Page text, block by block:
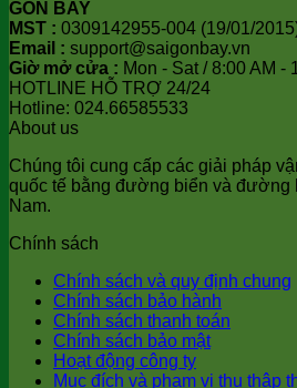
GÒN BAY
MST : 0309142955-004 (19/01/
Email : support@saigonbay.vn
Giờ mở cửa : Mon - Sat / 8:00 AM -
HOTLINE HỖ TRỢ 24/24
Hotline: 024.66585533
About us
Chúng tôi cung cấp các giải pháp
quốc tế bằng đường biển và đường
Nam.
Chính sách
Chính sách và quy định chung
Chính sách bảo hành
Chính sách thanh toán
Chính sách bảo mật
Hoạt động công ty
Mục đích và phạm vi thu thập